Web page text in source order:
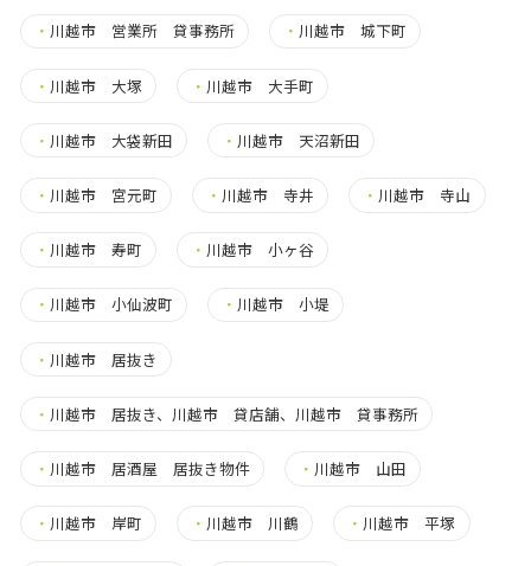
・ 川越市 営業所 貸事務所 ・ 川越市 城下町
・ 川越市 大塚 ・ 川越市 大手町
・ 川越市 大袋新田 ・ 川越市 天沼新田
・ 川越市 宮元町 ・ 川越市 寺井 ・ 川越市 寺山
・ 川越市 寿町 ・ 川越市 小ヶ谷
・ 川越市 小仙波町 ・ 川越市 小堤
・ 川越市 居抜き
・ 川越市 居抜き、川越市 貸店舗、川越市 貸事務所
・ 川越市 居酒屋 居抜き物件 ・ 川越市 山田
・ 川越市 岸町 ・ 川越市 川鶴 ・ 川越市 平塚